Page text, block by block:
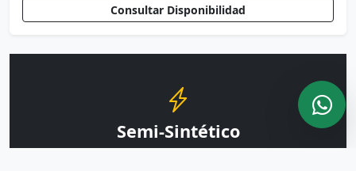
Consultar Disponibilidad
Semi-Sintético